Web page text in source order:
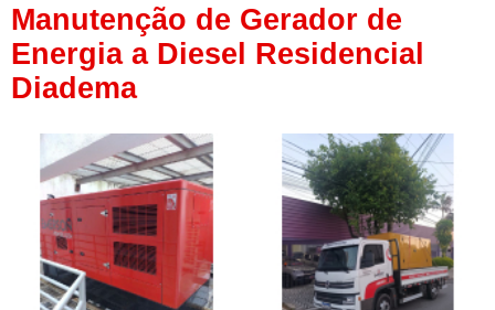
Manutenção de Gerador de
Energia a Diesel Residencial
Diadema